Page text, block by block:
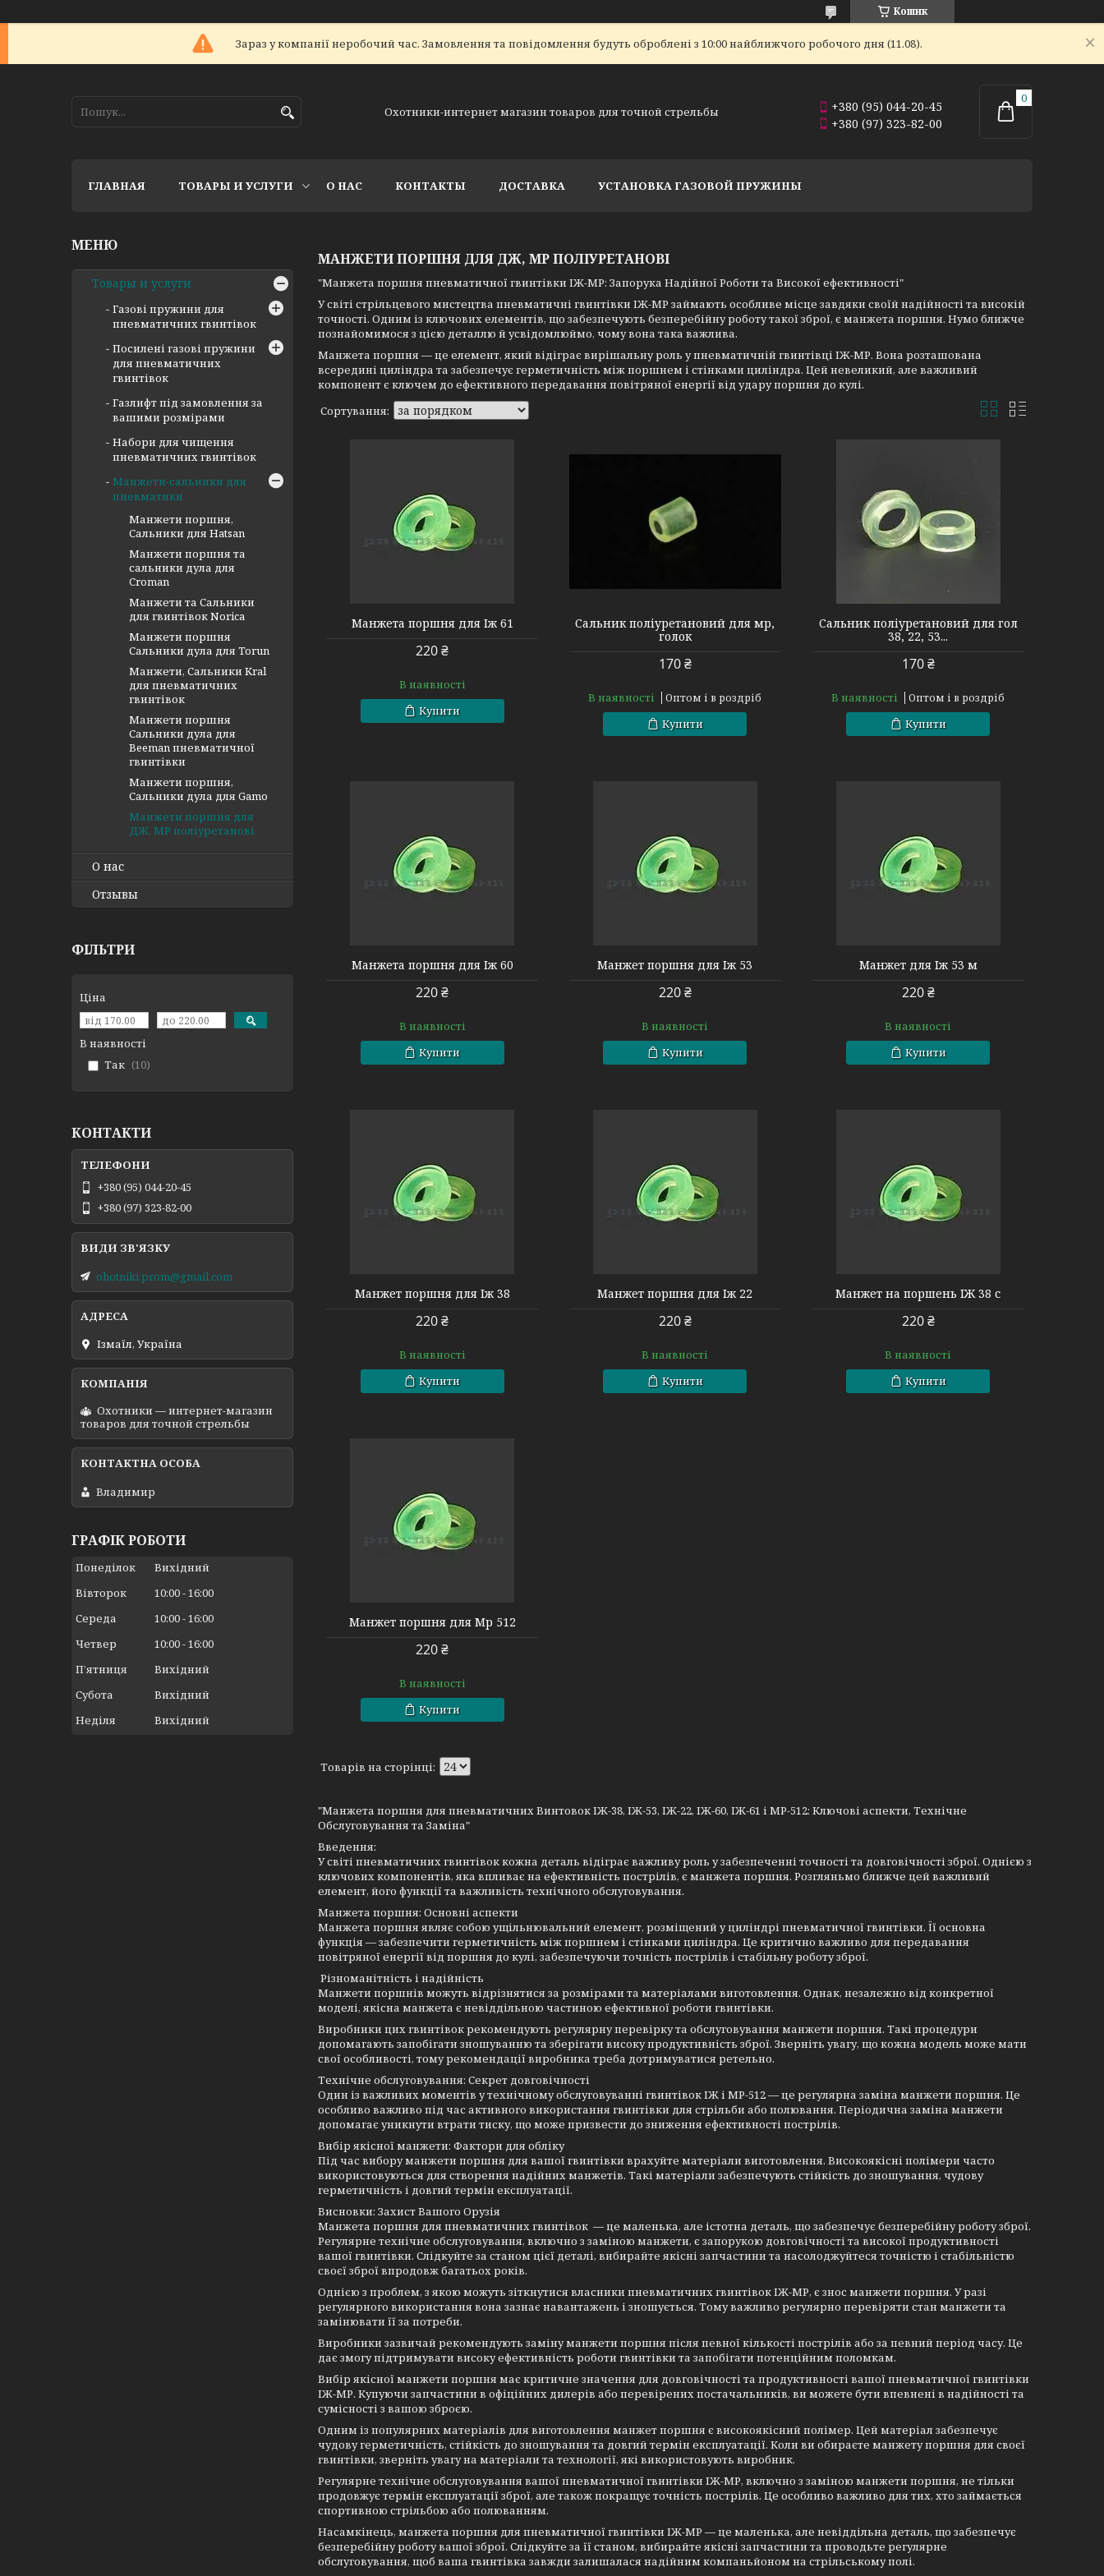
Кошик
Зараз у компанії неробочий час. Замовлення та повідомлення будуть оброблені з 10:00 найближчого робочого дня (11.08).
Охотники-интернет магазин товаров для точной стрельбы
+380 (95) 044-20-45
+380 (97) 323-82-00
ГЛАВНАЯ ТОВАРЫ И УСЛУГИ О НАС КОНТАКТЫ ДОСТАВКА УСТАНОВКА ГАЗОВОЙ ПРУЖИНЫ
МАНЖЕТИ ПОРШНЯ ДЛЯ ДЖ, МР ПОЛІУРЕТАНОВІ
"Манжета поршня пневматичної гвинтівки ІЖ-МР: Запорука Надійної Роботи та Високої ефективності"
У світі стрільцевого мистецтва пневматичні гвинтівки ІЖ-МР займають особливе місце завдяки своїй надійності та високій
точності. Одним із ключових елементів, що забезпечують безперебійну роботу такої зброї, є манжета поршня. Нумо ближче
познайомимося з цією деталлю й усвідомлюймо, чому вона така важлива.
Манжета поршня — це елемент, який відіграє вирішальну роль у пневматичній гвинтівці ІЖ-МР. Вона розташована
всередині циліндра та забезпечує герметичність між поршнем і стінками циліндра. Цей невеликий, але важливий
компонент є ключем до ефективного передавання повітряної енергії від удару поршня до кулі.
90000045
Манжета поршня для Іж 61
220 ₴
В наявності
Купити
Сальник поліуретановий для мр,
голок
170 ₴
В наявності Оптом і в роздріб
Купити
Сальник поліуретановий для гол
38, 22, 53...
170 ₴
В наявності Оптом і в роздріб
Купити
Манжета поршня для Іж 60
220 ₴
В наявності
Купити
Манжет поршня для Іж 53
220 ₴
В наявності
Купити
Манжет для Іж 53 м
220 ₴
В наявності
Купити
Манжет поршня для Іж 38
220 ₴
В наявності
Купити
Манжет поршня для Іж 22
220 ₴
В наявності
Купити
Манжет на поршень ІЖ 38 с
220 ₴
В наявності
Купити
5004008007
Манжет поршня для Мр 512
220 ₴
В наявності
Купити
"Манжета поршня для пневматичних Винтовок ІЖ-38, ІЖ-53, ІЖ-22, ІЖ-60, ІЖ-61 і МР-512: Ключові аспекти, Технічне
Обслуговування та Заміна"
Введення:
У світі пневматичних гвинтівок кожна деталь відіграє важливу роль у забезпеченні точності та довговічності зброї. Однією з
ключових компонентів, яка впливає на ефективність пострілів, є манжета поршня. Розгляньмо ближче цей важливий
елемент, його функції та важливість технічного обслуговування.
Манжета поршня: Основні аспекти
Манжета поршня являє собою ущільнювальний елемент, розміщений у циліндрі пневматичної гвинтівки. Її основна
функція — забезпечити герметичність між поршнем і стінками циліндра. Це критично важливо для передавання
повітряної енергії від поршня до кулі, забезпечуючи точність пострілів і стабільну роботу зброї.
Різноманітність і надійність
Манжети поршнів можуть відрізнятися за розмірами та матеріалами виготовлення. Однак, незалежно від конкретної
моделі, якісна манжета є невіддільною частиною ефективної роботи гвинтівки.
Виробники цих гвинтівок рекомендують регулярну перевірку та обслуговування манжети поршня. Такі процедури
допомагають запобігати зношуванню та зберігати високу продуктивність зброї. Зверніть увагу, що кожна модель може мати
свої особливості, тому рекомендації виробника треба дотримуватися ретельно.
Технічне обслуговування: Секрет довговічності
Один із важливих моментів у технічному обслуговуванні гвинтівок ІЖ і МР-512 — це регулярна заміна манжети поршня. Це
особливо важливо під час активного використання гвинтівки для стрільби або полювання. Періодична заміна манжети
допомагає уникнути втрати тиску, що може призвести до зниження ефективності пострілів.
Вибір якісної манжети: Фактори для обліку
Під час вибору манжети поршня для вашої гвинтівки врахуйте матеріали виготовлення. Високоякісні полімери часто
використовуються для створення надійних манжетів. Такі матеріали забезпечують стійкість до зношування, чудову
герметичність і довгий термін експлуатації.
Висновки: Захист Вашого Орузія
Манжета поршня для пневматичних гвинтівок — це маленька, але істотна деталь, що забезпечує безперебійну роботу зброї.
Регулярне технічне обслуговування, включно з заміною манжети, є запорукою довговічності та високої продуктивності
вашої гвинтівки. Слідкуйте за станом цієї деталі, вибирайте якісні запчастини та насолоджуйтеся точністю і стабільністю
своєї зброї впродовж багатьох років.
Однією з проблем, з якою можуть зіткнутися власники пневматичних гвинтівок ІЖ-МР, є знос манжети поршня. У разі
регулярного використання вона зазнає навантажень і зношується. Тому важливо регулярно перевіряти стан манжети та
замінювати її за потреби.
Виробники зазвичай рекомендують заміну манжети поршня після певної кількості пострілів або за певний період часу. Це
дає змогу підтримувати високу ефективність роботи гвинтівки та запобігати потенційним поломкам.
Вибір якісної манжети поршня має критичне значення для довговічності та продуктивності вашої пневматичної гвинтівки
ІЖ-МР. Купуючи запчастини в офіційних дилерів або перевірених постачальників, ви можете бути впевнені в надійності та
сумісності з вашою зброєю.
Одним із популярних матеріалів для виготовлення манжет поршня є високоякісний полімер. Цей матеріал забезпечує
чудову герметичність, стійкість до зношування та довгий термін експлуатації. Коли ви обираєте манжету поршня для своєї
гвинтівки, зверніть увагу на матеріали та технології, які використовують виробник.
Регулярне технічне обслуговування вашої пневматичної гвинтівки ІЖ-МР, включно з заміною манжети поршня, не тільки
продовжує термін експлуатації зброї, але також покращує точність пострілів. Це особливо важливо для тих, хто займається
спортивною стрільбою або полюванням.
Насамкінець, манжета поршня для пневматичної гвинтівки ІЖ-МР — це маленька, але невіддільна деталь, що забезпечує
безперебійну роботу вашої зброї. Слідкуйте за її станом, вибирайте якісні запчастини та проводьте регулярне
обслуговування, щоб ваша гвинтівка завжди залишалася надійним компаньйоном на стрільському полі.
Товары и услуги
Газові пружини для
пневматичних гвинтівок
Посилені газові пружини
для пневматичних
гвинтівок
Газлифт під замовлення за
вашими розмірами
Набори для чищення
пневматичних гвинтівок
Манжети-сальники для
пневматики
Манжети поршня,
Сальники для Hatsan
Манжети поршня та
сальники дула для
Croman
Манжети та Сальники
для гвинтівок Norica
Манжети поршня
Сальники дула для Torun
Манжети, Сальники Kral
для пневматичних
гвинтівок
Манжети поршня
Сальники дула для
Beeman пневматичної
гвинтівки
Манжети поршня,
Сальники дула для Gamo
Манжети поршня для
ДЖ, МР поліуретанові
О нас
Отзывы
ФІЛЬТРИ
Ціна
В наявності
Так
10
КОНТАКТИ
+380 (95) 044-20-45
+380 (97) 323-82-00
ohotniki.prom@gmail.com
Ізмаїл, Україна
Охотники — интернет-магазин
товаров для точной стрельбы
Владимир
ГРАФІК РОБОТИ
Понеділок
Вихідний
Вівторок
10:00 16:00
Середа
10:00 16:00
Четвер
10:00 16:00
Пʼятниця
Вихідний
Субота
Вихідний
Неділя
Вихідний